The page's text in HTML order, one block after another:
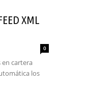
XML
0
en cartera
los